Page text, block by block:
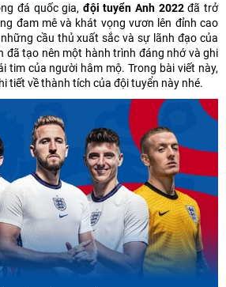
đá quốc gia, đội tuyển Anh 2022đã trở
đam mê và khát vọng vươn lên đỉnh cao
cầu thủ xuất sắc và sự lãnh đạo của
đã tạo nên một hành trình đáng nhớ và ghi
tim của người hâm mộ. Trong bài viết này,
tiết về thành tích của đội tuyển này nhé.